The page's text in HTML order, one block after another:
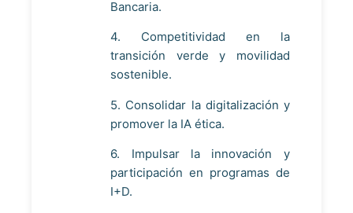
Bancaria.
4. Competitividad en la
transición verde y movilidad
sostenible.
5. Consolidar la digitalización y
promover la IA ética.
6. Impulsar la innovación y
participación en programas de
I+D.